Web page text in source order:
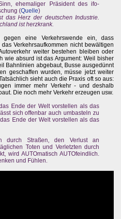
ehemaliger Präsident des ifo-
(Quelle)
das Herz der deutschen Industrie.
ist herzkrank.
gegen eine Verkehrswende ein, dass
Verkehrsaufkommen nicht bewältigen
weiter bestehen bleiben oder
wie absurd ist das Argument: Weil bisher
Bahnlinien abgebaut, Busse ausgedünnt
geschaffen wurden, müsse jetzt weiter
sieht auch die Praxis oft so aus:
immer mehr Verkehr - und deshalb
Die noch mehr Verkehr erzeugen usw.
Ende der Welt vorstellen als das
sich offenbar auch umbasteln zu
Ende der Welt vorstellen als das
durch Straßen, den Verlust an
Toten und Verletzten durch
wird AUTOmatisch AUTOfeindlich.
und Fühlen.